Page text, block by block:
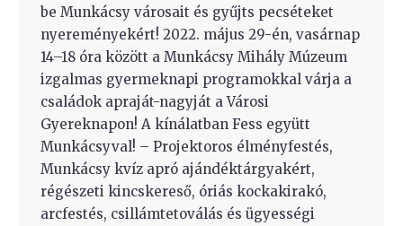
be Munkácsy városait és gyűjts pecséteket
nyereményekért! 2022. május 29-én, vasárnap
14–18 óra között a Munkácsy Mihály Múzeum
izgalmas gyermeknapi programokkal várja a
családok apraját-nagyját a Városi
Gyereknapon! A kínálatban Fess együtt
Munkácsyval! – Projektoros élményfestés,
Munkácsy kvíz apró ajándéktárgyakért,
régészeti kincskereső, óriás kockakirakó,
arcfestés, csillámtetoválás és ügyességi